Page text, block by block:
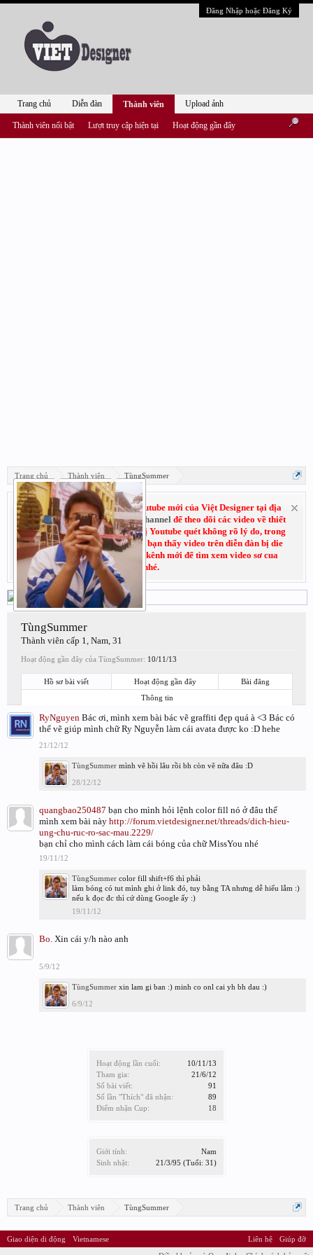
Đăng Nhập hoặc Đăng Ký
Trang chủ Thành viên TùngSummer
Hãy đăng ký subscribe kênh Youtube mới của Việt Designer tại địa
chỉ:Youtube.com/VietDesignerChannel để theo dõi các video về thiết
kế đồ họa. Do trước đó kênh cũ bị Youtube quét không rõ lý do, trong
thời gian chờ kháng cáo nếu các bạn thấy video trên diễn đàn bị die
không xem được thì có thể vào kênh mới để tìm xem video sơ cua
nhé.
Hoạt động lần cuối:
10/11/13
Tham gia:
21/6/12
Số bài viết:
91
Số lần "Thích" đã nhận:
89
Điểm nhận Cup:
18
Giới tính:
Nam
Sinh nhật:
21/3/95 (Tuổi: 31)
TùngSummer
Thành viên cấp 1, Nam, 31
Hoạt động gần đây của TùngSummer: 10/11/13
Hồ sơ bài viết Hoạt động gần đây
Bài đăng
Thông tin
RyNguyen Bác ơi, mình xem bài bác vẽ graffiti đẹp quá à <3 Bác có
thể vẽ giúp mình chữ Ry Nguyễn làm cái avata được ko :D hehe
21/12/12
TùngSummer mình vẽ hồi lâu rồi bh còn vẽ nữa đâu :D
28/12/12
quangbao250487 bạn cho mình hỏi lệnh color fill nó ở đâu thế
mình xem bài này http://forum.vietdesigner.net/threads/dich-hieu-
ung-chu-ruc-ro-sac-mau.2229/
bạn chỉ cho mình cách làm cái bóng của chữ MissYou nhé
19/11/12
TùngSummer color fill shift+f6 thì phải
làm bóng có tut mình ghi ở link đó, tuy bằng TA nhưng dễ hiểu lắm :)
nếu k đọc đc thì cứ dùng Google ấy :)
19/11/12
Bo. Xin cái y/h nào anh
5/9/12
TùngSummer xin lam gi ban :) minh co onl cai yh bh dau :)
6/9/12
Trang chủ Thành viên TùngSummer
Trang chủ Diễn đàn Thành viên
Thành viên nổi bật Lượt truy cập hiện tại Hoạt động gần đây
Upload ảnh
Giao diện di động Vietnamese Liên hệ
Giúp đỡ